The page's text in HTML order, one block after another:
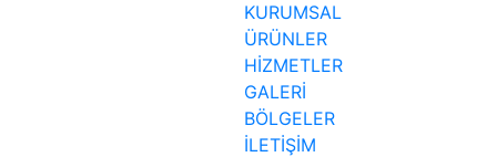
KURUMSAL
ÜRÜNLER
HİZMETLER
GALERİ
BÖLGELER
İLETİŞİM